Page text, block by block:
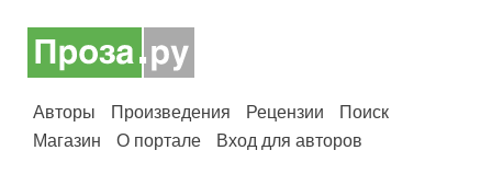
Авторы Произведения Рецензии
Поиск
Магазин
О портале Вход для авторов